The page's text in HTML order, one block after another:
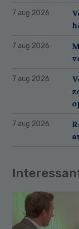
7 aug 2026
7 aug 2026
7 aug 2026
7 aug 2026